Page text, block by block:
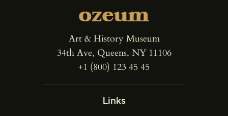
Art & History Museum
34th Ave, Queens, NY 11106
+1 (800) 123 45 45
Links